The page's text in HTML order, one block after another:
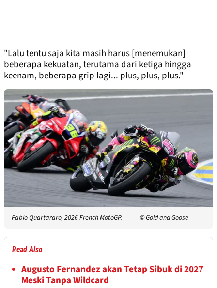
"Lalu tentu saja kita masih harus [menemukan]
beberapa kekuatan, terutama dari ketiga hingga
keenam, beberapa grip lagi... plus, plus, plus."
Fabio Quartararo, 2026 French MotoGP. © Gold and Goose
Read Also
Augusto Fernandez akan Tetap Sibuk di 2027
Meski Tanpa Wildcard